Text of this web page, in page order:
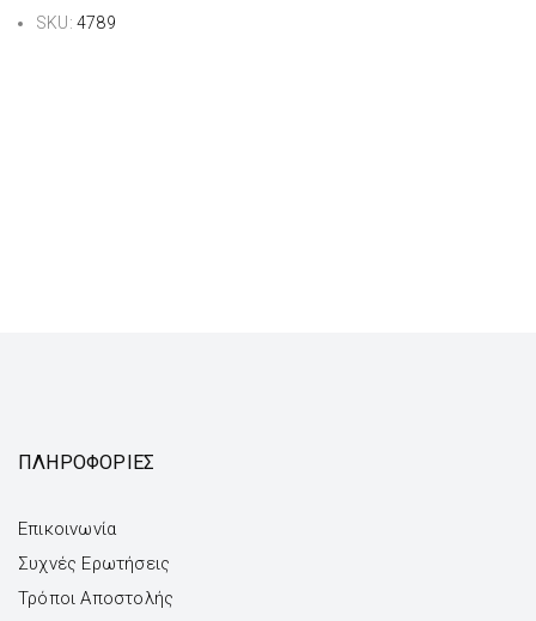
SKU: 4789
ΠΛΗΡΟΦΟΡΙΕΣ
Επικοινωνία
Συχνές Ερωτήσεις
Τρόποι Αποστολής